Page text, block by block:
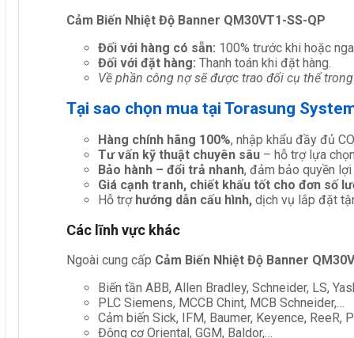
Cảm Biến Nhiệt Độ Banner QM30VT1-SS-QP
Đối với hàng có sẵn: 100% trước khi hoặc
Đối với đặt hàng: Thanh toán khi đặt hàng.
Về phần công nợ sẽ được trao đổi cụ thể
Tại sao chọn mua tại Torasung
Hàng chính hãng 100%, nhập khẩu đầy đủ
Tư vấn kỹ thuật chuyên sâu – hỗ trợ lựa
Bảo hành – đổi trả nhanh, đảm bảo quyền lợi
Giá cạnh tranh, chiết khấu tốt cho đơn số
Hỗ trợ hướng dẫn cấu hình, dịch vụ lắp đặt
Các lĩnh vực khác
Ngoài cung cấp Cảm Biến Nhiệt Độ Banner
Biến tần ABB, Allen Bradley, Schneider, LS,
PLC Siemens, MCCB Chint, MCB Schneider,…
Cảm biến Sick, IFM, Baumer, Keyence, ReeR,
Động cơ Oriental, GGM, Baldor,…